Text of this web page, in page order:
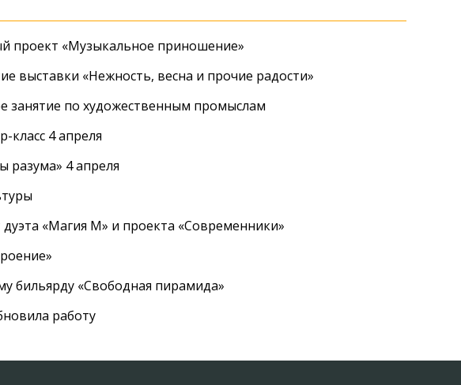
проект «Музыкальное приношение»
выставки «Нежность, весна и прочие радости»
по художественным промыслам
класс 4 апреля
разума» 4 апреля
«Магия М» и проекта «Современники»
бильярду «Свободная пирамида»
работу